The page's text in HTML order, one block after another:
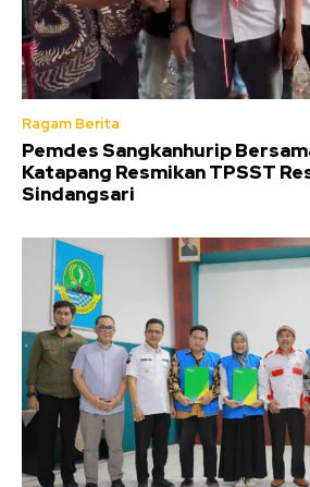
Ragam Berita
Pemdes Sangkanhurip
Katapang Resmikan TPSST
Sindangsari